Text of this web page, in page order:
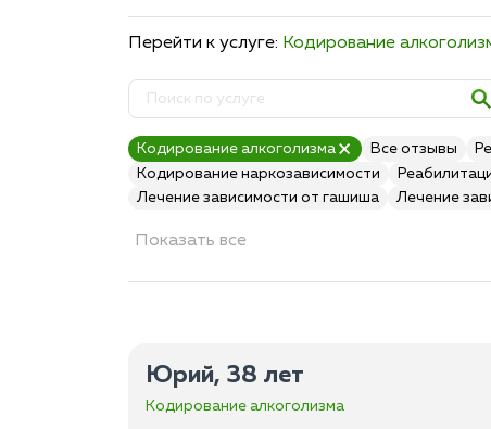
Перейти к услуге: Кодирование
Кодирование алкоголизма Все отзывы
Кодирование наркозависимости
Лечение зависимости от гашиша
Лечение
Показать все
Юрий, 38 лет
Кодирование алкоголизма